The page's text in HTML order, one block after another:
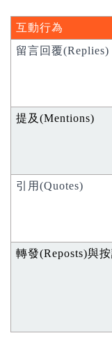
互動行為
留言回覆(Replies)
提及 (Mentions)
引用(Quotes)
轉發(Reposts)與